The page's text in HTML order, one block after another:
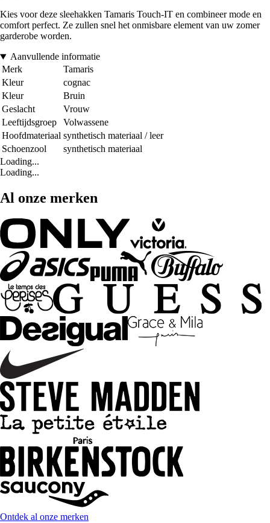
Kies voor deze sleehakken Tamaris Touch-IT en combineer mode en
comfort perfect. Ze zullen snel het onmisbare element van uw zomer
garderobe worden.
Aanvullende informatie
Merk
Tamaris
Kleur
cognac
Kleur
Bruin
Geslacht
Vrouw
Leeftijdsgroep
Volwassene
Hoofdmateriaal synthetisch materiaal / leer
Schoenzool
synthetisch materiaal
Loading...
Loading...
Al onze merken
Ontdek al onze merken